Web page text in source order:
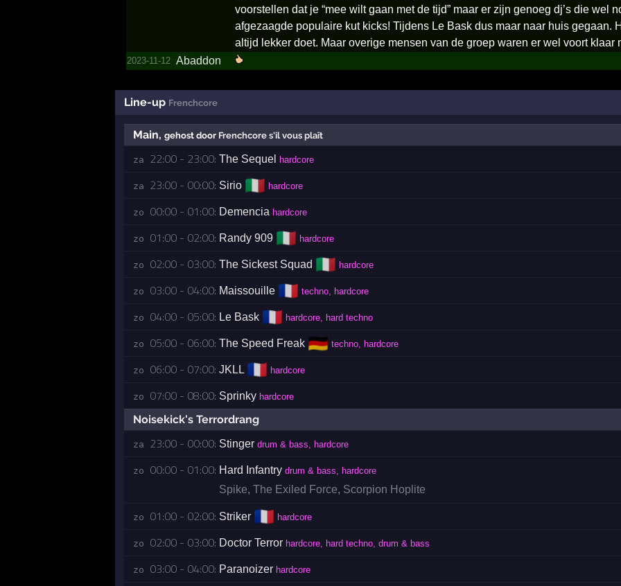
voorstellen dat je “mee wilt gaan met de tijd” maar er zijn genoeg dj’s die wel
afgezaagde populaire kut kicks! Tijdens Le Bask dus maar naar huis
altijd lekker doet. Maar overige mensen van de groep waren er wel voort klaar
2023-11-12 Abaddon
Line-up Frenchcore
Main, gehost door Frenchcore s'il vous plaît
za 22:00 - 23:00: The Sequel hardcore
za 23:00 - 00:00: Sirio 🇮🇹 hardcore
zo 00:00 - 01:00: Demencia hardcore
zo 01:00 - 02:00: Randy 909 🇮🇹 hardcore
zo 02:00 - 03:00: The Sickest Squad 🇮🇹 hardcore
zo 03:00 - 04:00: Maissouille 🇫🇷 techno, hardcore
zo 04:00 - 05:00: Le Bask 🇫🇷 hardcore, hard techno
zo 05:00 - 06:00: The Speed Freak 🇩🇪 techno, hardcore
zo 06:00 - 07:00: JKLL 🇫🇷 hardcore
zo 07:00 - 08:00: Sprinky hardcore
Noisekick's Terrordrang
za 23:00 - 00:00: Stinger drum & bass, hardcore
zo 00:00 - 01:00: Hard Infantry drum & bass, hardcore
Spike, The Exiled Force, Scorpion Hoplite
zo 01:00 - 02:00: Striker 🇫🇷 hardcore
zo 02:00 - 03:00: Doctor Terror hardcore, hard techno, drum & bass
zo 03:00 - 04:00: Paranoizer hardcore